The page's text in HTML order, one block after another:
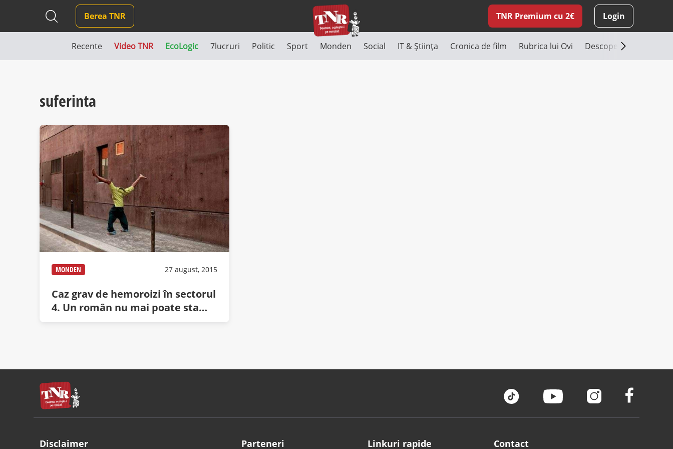
Berea TNR TNR Premium cu 2€ Login
Recente Video TNR EcoLogic 7lucruri Politic Sport Monden Social IT & Știința Cronica de film Rubrica lui Ovi Descoperă România
suferinta
MONDEN 27 august, 2015
Caz grav de hemoroizi în sectorul
4. Un român nu mai poate sta
decât în mâini!
Disclaimer Parteneri Linkuri rapide Contact